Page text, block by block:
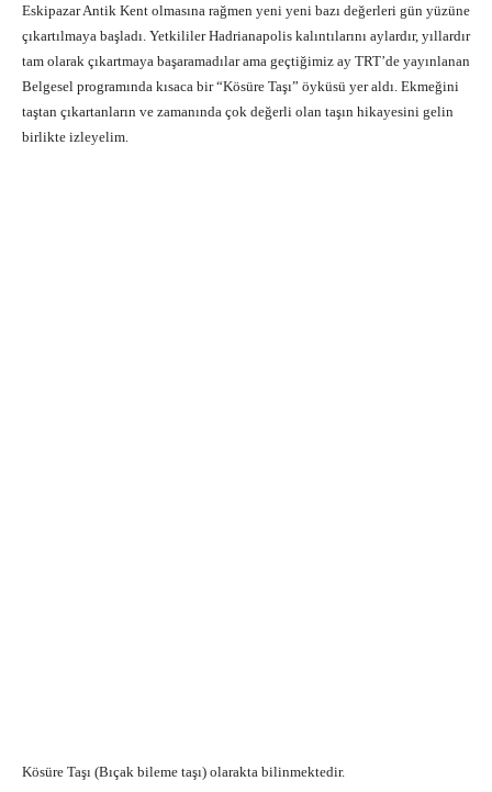
Eskipazar Antik Kent olmasına rağmen yeni yeni bazı değerleri gün yüzüne
çıkartılmaya başladı. Yetkililer Hadrianapolis kalıntılarını aylardır, yıllardır
tam olarak çıkartmaya başaramadılar ama geçtiğimiz ay TRT’de yayınlanan
Belgesel programında kısaca bir “Kösüre Taşı” öyküsü yer aldı. Ekmeğini
taştan çıkartanların ve zamanında çok değerli olan taşın hikayesini gelin
birlikte izleyelim.
Kösüre Taşı (Bıçak bileme taşı) olarakta bilinmektedir.